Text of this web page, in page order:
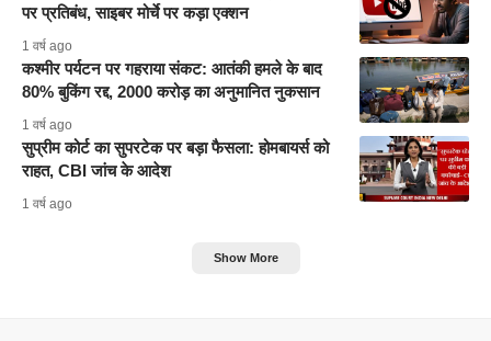
पर प्रतिबंध, साइबर मोर्चे पर कड़ा एक्शन
1 वर्ष ago
कश्मीर पर्यटन पर गहराया संकट: आतंकी हमले के बाद
80% बुकिंग रद्द, 2000 करोड़ का अनुमानित नुकसान
1 वर्ष ago
सुप्रीम कोर्ट का सुपरटेक पर बड़ा फैसला: होमबायर्स को
राहत, CBI जांच के आदेश
1 वर्ष ago
Show More